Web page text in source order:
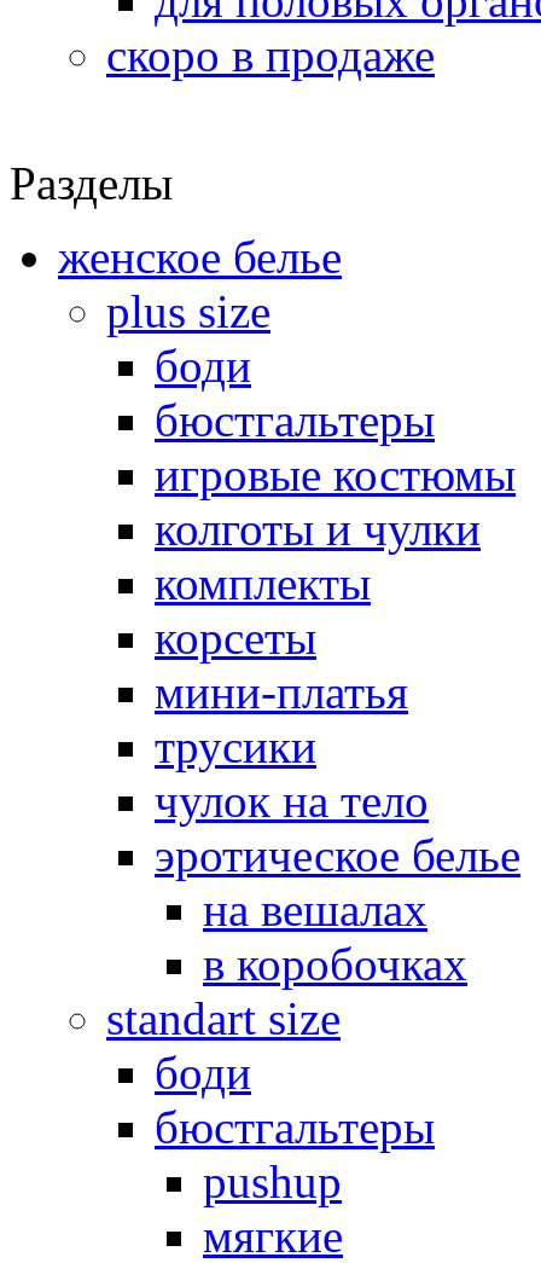
скоро в продаже
Разделы
женское белье
plus size
боди
бюстгальтеры
игровые костюмы
колготы и чулки
комплекты
корсеты
мини-платья
трусики
чулок на тело
эротическое белье
на вешалах
в коробочках
standart size
боди
бюстгальтеры
pushup
мягкие